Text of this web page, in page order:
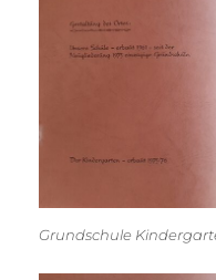
Grundschule